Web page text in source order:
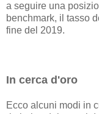
a seguire una
benchmark, il tasso
fine del 2019.
In cerca d'oro
Ecco alcuni modi in